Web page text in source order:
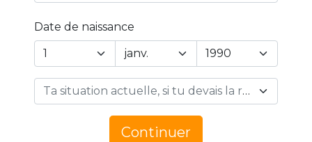
Date de naissance
Year
Day
Ta situation actuelle, si tu devais la résumer en 1 mot… *
Continuer